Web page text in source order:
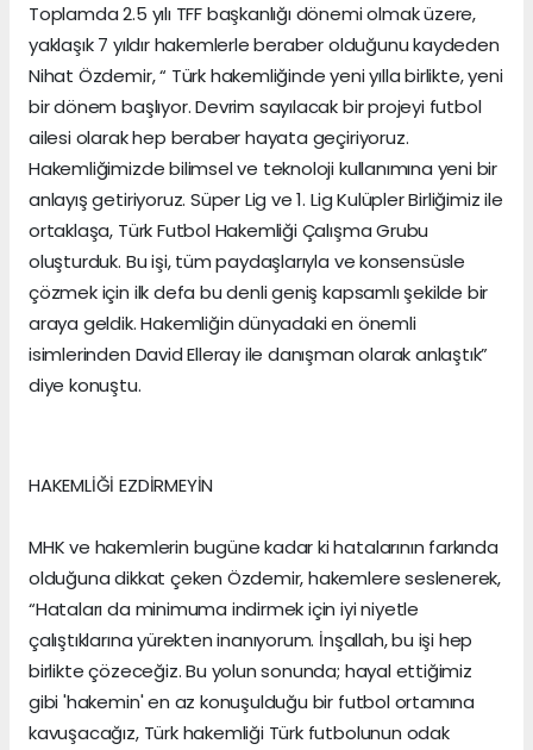
Toplamda 2.5 yılı TFF başkanlığı dönemi olmak üzere,
yaklaşık 7 yıldır hakemlerle beraber olduğunu kaydeden
Nihat Özdemir, “ Türk hakemliğinde yeni yılla birlikte, yeni
bir dönem başlıyor. Devrim sayılacak bir projeyi futbol
ailesi olarak hep beraber hayata geçiriyoruz.
Hakemliğimizde bilimsel ve teknoloji kullanımına yeni bir
anlayış getiriyoruz. Süper Lig ve 1. Lig Kulüpler Birliğimiz ile
ortaklaşa, Türk Futbol Hakemliği Çalışma Grubu
oluşturduk. Bu işi, tüm paydaşlarıyla ve konsensüsle
çözmek için ilk defa bu denli geniş kapsamlı şekilde bir
araya geldik. Hakemliğin dünyadaki en önemli
isimlerinden David Elleray ile danışman olarak anlaştık”
diye konuştu.
HAKEMLİĞİ EZDİRMEYİN
MHK ve hakemlerin bugüne kadar ki hatalarının farkında
olduğuna dikkat çeken Özdemir, hakemlere seslenerek,
“Hataları da minimuma indirmek için iyi niyetle
çalıştıklarına yürekten inanıyorum. İnşallah, bu işi hep
birlikte çözeceğiz. Bu yolun sonunda; hayal ettiğimiz
gibi 'hakemin' en az konuşulduğu bir futbol ortamına
kavuşacağız, Türk hakemliği Türk futbolunun odak